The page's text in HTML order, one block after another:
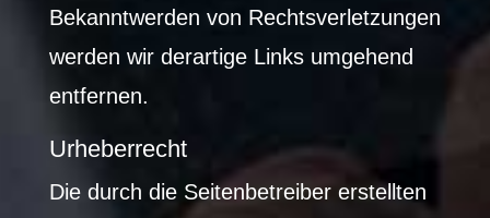
Bekanntwerden von Rechtsverletzungen
werden wir derartige Links umgehend
entfernen.
Urheberrecht
Die durch die Seitenbetreiber erstellten